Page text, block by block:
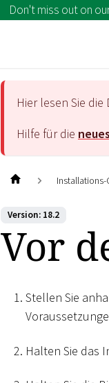
Don't miss out on
Hier lesen Sie
Hilfe für die
Version: 18.2
Vor
Stellen Sie
Halten Sie das